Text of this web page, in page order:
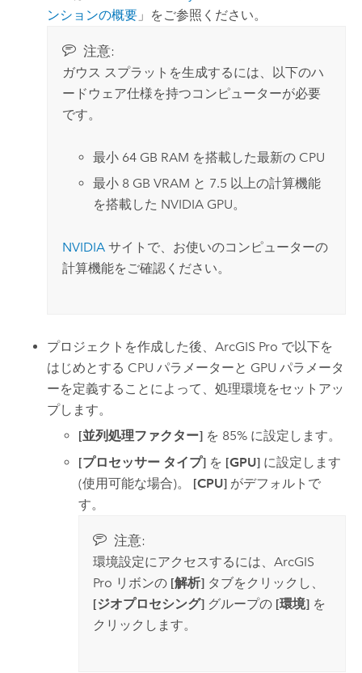
ンションの概要 」をご参照ください。
注意:
ガウス スプラットを生成するには、以下のハ
ードウェア仕様を持つコンピューターが必要
です。
最小 64 GB RAM を搭載した最新の CPU
最小 8 GB VRAM と 7.5 以上の計算機能
を搭載した NVIDIA GPU。
NVIDIAサイトで、お使いのコンピューターの
計算機能をご確認ください。
プロジェクトを作成した後、ArcGIS Pro で以下を
はじめとする CPU パラメーターと GPU パラメータ
ーを定義することによって、処理環境をセットアッ
プします。
[並列処理ファクター] を 85% に設定します。
[プロセッサー タイプ] を [GPU] に設定します
(使用可能な場合)。 [CPU] がデフォルトで
す。
注意:
環境設定にアクセスするには、ArcGIS
Pro リボンの [解析] タブをクリックし、
[ジオプロセシング] グループの [環境] を
クリックします。